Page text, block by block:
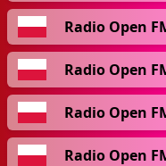
Radio Open
Radio Open
Radio Open
Radio Open